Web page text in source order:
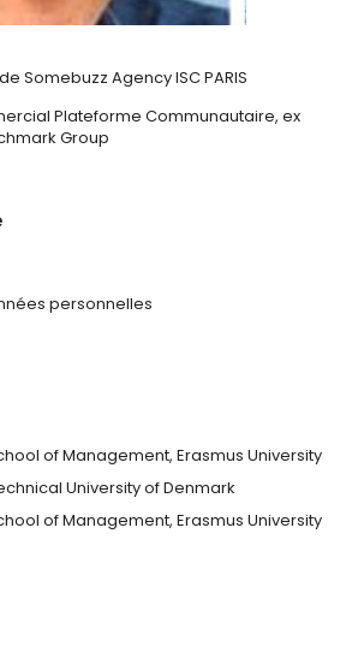
Somebuzz Agency ISC PARIS
Plateforme Communautaire, ex
Group
personnelles
of Management, Erasmus University
University of Denmark
of Management, Erasmus University